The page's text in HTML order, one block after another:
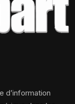
d’information